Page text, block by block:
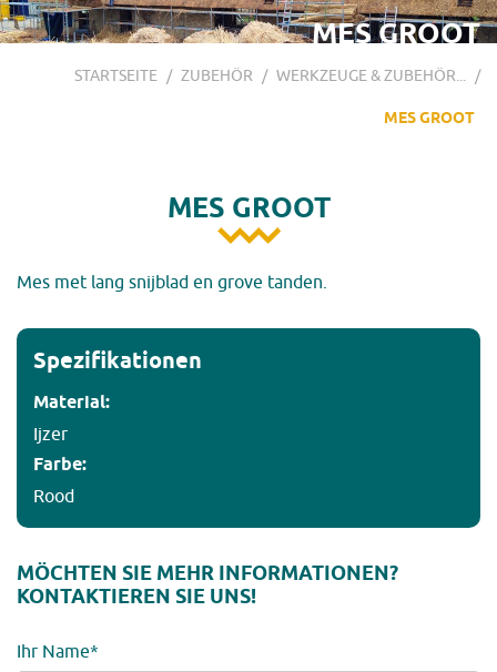
MES GROOT
STARTSEITE / ZUBEHÖR / WERKZEUGE & ZUBEHÖR... /
MES GROOT
MES GROOT
Mes met lang snijblad en grove tanden.
Spezifikationen
Material:
Ijzer
Farbe:
Rood
MÖCHTEN SIE MEHR INFORMATIONEN?
KONTAKTIEREN SIE UNS!
Ihr Name*